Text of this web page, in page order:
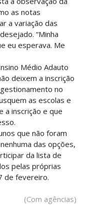
as notas
a variação das
“Minha
eu esperava. Me
Médio Adauto
deixem a inscrição
no
as escolas e
a inscrição e que
que não foram
das opções,
da lista de
pelas próprias
de fevereiro.
(Com agências)